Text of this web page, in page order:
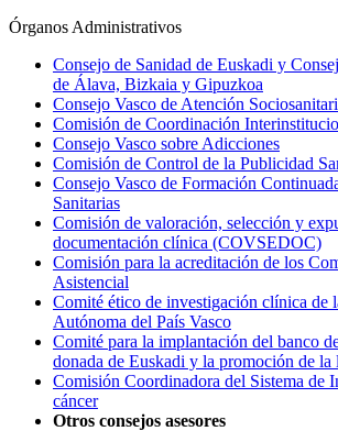
Órganos Administrativos
Consejo de Sanidad de Euskadi y
de Álava, Bizkaia y Gipuzkoa
Consejo Vasco de Atención
Comisión de Coordinación
Consejo Vasco sobre Adicciones
Comisión de Control de la Publicidad
Consejo Vasco de Formación
Sanitarias
Comisión de valoración, selección y
documentación clínica (COVSEDOC)
Comisión para la acreditación de los
Asistencial
Comité ético de investigación clínica de
Autónoma del País Vasco
Comité para la implantación del banco
donada de Euskadi y la promoción de la
Comisión Coordinadora del Sistema de
cáncer
Otros consejos asesores